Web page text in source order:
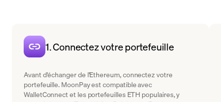
1. Connectez votre portefeuille
Avant d'échanger de l'Ethereum, connectez votre
portefeuille. MoonPay est compatible avec
WalletConnect et les portefeuilles ETH populaires, y